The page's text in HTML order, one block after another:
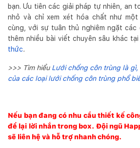
bạn. Ưu tiên các giải pháp tự nhiên, an
nhỏ và chỉ xem xét hóa chất như
cùng, với sự tuân thủ nghiêm ngặt các
thêm nhiều bài viết chuyên sâu khác tại
thức.
>>> Tìm hiểu Lưới chống côn trùng là
của các loại lưới chống côn trùng phổ
Nếu bạn đang có nhu cầu thiết kế
để lại lời nhắn trong box. Đội ngũ
sẽ liên hệ và hỗ trợ nhanh chóng.